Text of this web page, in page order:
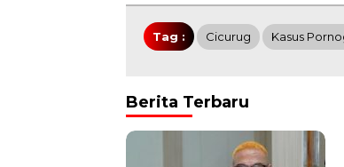
Tag : Cicurug Kasus
Berita Terbaru